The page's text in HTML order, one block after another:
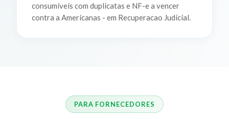
consumíveis com duplicatas e NF-e a vencer
contra a Americanas - em Recuperacao Judicial.
PARA FORNECEDORES